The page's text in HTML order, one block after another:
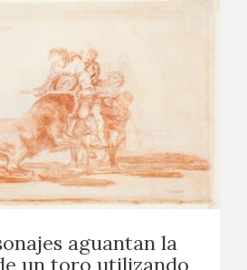
aguantan la
un toro utilizando